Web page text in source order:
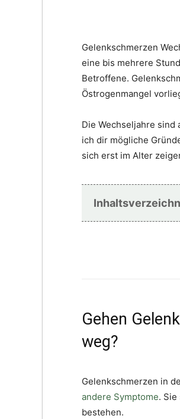
Gelenkschmerzen
eine bis mehrere
Betroffene.
Östrogenmangel
Die Wechseljahre
ich dir mögliche
sich erst im Alter
Gehen
weg?
Gelenkschmerzen in
andere Symptome.
bestehen.